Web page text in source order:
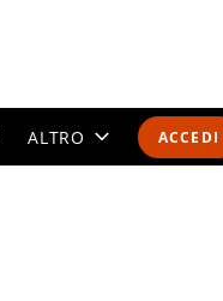
ACCEDI
ALTRO